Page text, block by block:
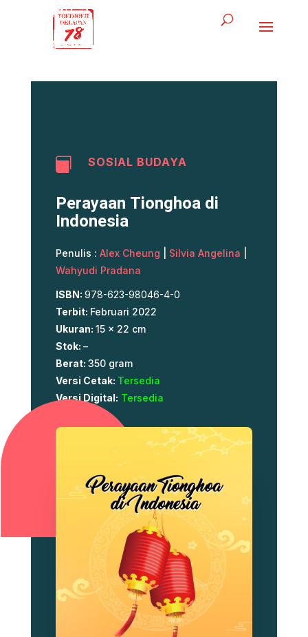
 SOSIAL BUDAYA
Perayaan Tionghoa di
Indonesia
Penulis : Alex Cheung Silvia Angelina
Wahyudi Pradana
ISBN: 978-623-98046-4-0
Terbit: Februari 2022
Ukuran: 15 x 22 cm
Stok: –
Berat: 350 gram
Versi Cetak: Tersedia
Versi Digital: Tersedia